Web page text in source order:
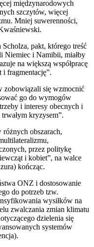
międzynarodowych
szczytów, więcej
Mniej suwerenności,
pakt, którego treść
Niemiec i Namibii, miałby
na większą współpracę
fragmentację”.
zobowiązali się wzmocnić
go do wymogów
i interesy obecnych i
kryzysem”.
różnych obszarach,
przez politykę
i kobiet”, na walce
kończąc.
ONZ i dostosowanie
do potrzeb tzw.
wysiłków na
zwalczania zmian klimatu
dzielenia się
systemów